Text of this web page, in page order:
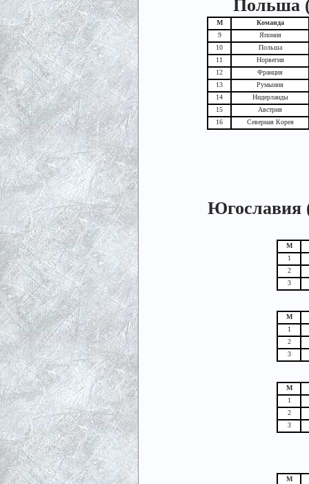
Польша
М
Команда
9
Япония
10
Польша
11
Норвегия
12
Франция
13
Румыния
14
Нидерланды
15
Австрия
16
Северная Корея
Югославия
М
1
2
3
М
1
2
3
М
1
2
3
М